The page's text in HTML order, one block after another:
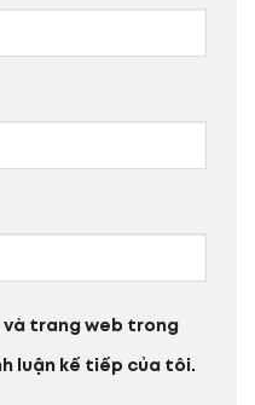
và trang web trong
luận kế tiếp của tôi.